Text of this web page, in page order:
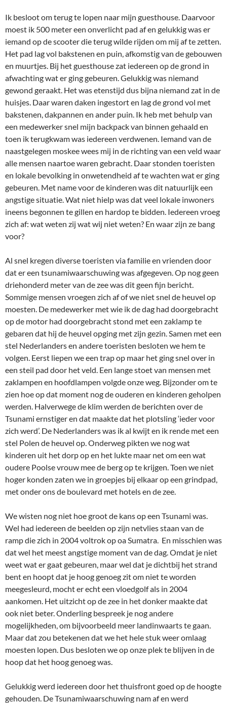
Ik besloot om terug te lopen naar mijn guesthouse. Daarvoor
moest ik 500 meter een onverlicht pad af en gelukkig was er
iemand op de scooter die terug wilde rijden om mij af te zetten.
Het pad lag vol bakstenen en puin, afkomstig van de gebouwen
en muurtjes. Bij het guesthouse zat iedereen op de grond in
afwachting wat er ging gebeuren. Gelukkig was niemand
gewond geraakt. Het was etenstijd dus bijna niemand zat in de
huisjes. Daar waren daken ingestort en lag de grond vol met
bakstenen, dakpannen en ander puin. Ik heb met behulp van
een medewerker snel mijn backpack van binnen gehaald en
toen ik terugkwam was iedereen verdwenen. Iemand van de
naastgelegen moskee wees mij in de richting van een veld waar
alle mensen naartoe waren gebracht. Daar stonden toeristen
en lokale bevolking in onwetendheid af te wachten wat er ging
gebeuren. Met name voor de kinderen was dit natuurlijk een
angstige situatie. Wat niet hielp was dat veel lokale inwoners
ineens begonnen te gillen en hardop te bidden. Iedereen vroeg
zich af: wat weten zij wat wij niet weten? En waar zijn ze bang
voor?
Al snel kregen diverse toeristen via familie en vrienden door
dat er een tsunamiwaarschuwing was afgegeven. Op nog geen
driehonderd meter van de zee was dit geen fijn bericht.
Sommige mensen vroegen zich af of we niet snel de heuvel op
moesten. De medewerker met wie ik de dag had doorgebracht
op de motor had doorgebracht stond met een zaklamp te
gebaren dat hij de heuvel opging met zijn gezin. Samen met een
stel Nederlanders en andere toeristen besloten we hem te
volgen. Eerst liepen we een trap op maar het ging snel over in
een steil pad door het veld. Een lange stoet van mensen met
zaklampen en hoofdlampen volgde onze weg. Bijzonder om te
zien hoe op dat moment nog de ouderen en kinderen geholpen
werden. Halverwege de klim werden de berichten over de
Tsunami ernstiger en dat maakte dat het plotsling ‘ieder voor
zich werd’. De Nederlanders was ik al kwijt en ik rende met een
stel Polen de heuvel op. Onderweg pikten we nog wat
kinderen uit het dorp op en het lukte maar net om een wat
oudere Poolse vrouw mee de berg op te krijgen. Toen we niet
hoger konden zaten we in groepjes bij elkaar op een grindpad,
met onder ons de boulevard met hotels en de zee.
We wisten nog niet hoe groot de kans op een Tsunami was.
Wel had iedereen de beelden op zijn netvlies staan van de
ramp die zich in 2004 voltrok op oa Sumatra. En misschien was
dat wel het meest angstige moment van de dag. Omdat je niet
weet wat er gaat gebeuren, maar wel dat je dichtbij het strand
bent en hoopt dat je hoog genoeg zit om niet te worden
meegesleurd, mocht er echt een vloedgolf als in 2004
aankomen. Het uitzicht op de zee in het donker maakte dat
ook niet beter. Onderling bespreek je nog andere
mogelijkheden, om bijvoorbeeld meer landinwaarts te gaan.
Maar dat zou betekenen dat we het hele stuk weer omlaag
moesten lopen. Dus besloten we op onze plek te blijven in de
hoop dat het hoog genoeg was.
Gelukkig werd iedereen door het thuisfront goed op de hoogte
gehouden. De Tsunamiwaarschuwing nam af en werd